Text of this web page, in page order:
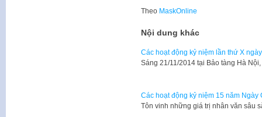
Theo MaskOnline
Nội dung khác
Các hoạt động kỷ niệm lần thứ X
​Sáng 21/11/2014 tại Bảo tàng Hà
Các hoạt động kỷ niệm 15 năm Ngày
Tôn vinh những giá trị nhân văn sâu